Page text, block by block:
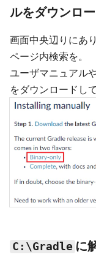
ルをダウンロ
画面中央辺りにあ
ページ内検索を。
ユーザマニュアル
をダウンロードし
C:\Gradle に